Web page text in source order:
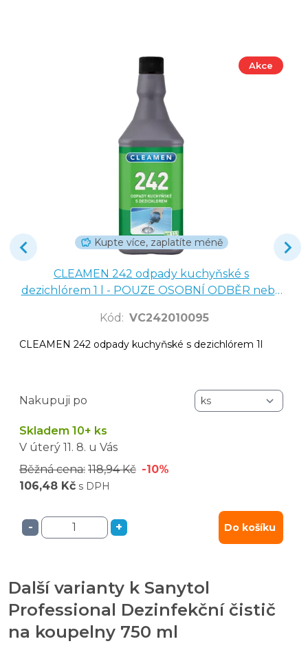
Akce
Kupte více, zaplatíte méně
CLEAMEN 242 odpady kuchyňské s
dezichlórem 1 l - POUZE OSOBNÍ ODBĚR nebo
Kód : VC242010095
CLEAMEN 242 odpady kuchyňské s dezichlórem 1l
Nakupuji po
Skladem 10+ ks
V úterý 11. 8. u Vás
Běžná cena: 118,94 Kč -10%
106,48 Kč s DPH
- + Do košíku
Další varianty k Sanytol
Professional Dezinfekční čistič
na koupelny 750 ml